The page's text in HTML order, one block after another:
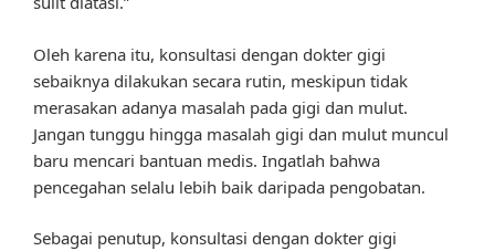
Oleh karena itu, konsultasi dengan dokter gigi
sebaiknya dilakukan secara rutin, meskipun tidak
merasakan adanya masalah pada gigi dan mulut.
Jangan tunggu hingga masalah gigi dan mulut muncul
baru mencari bantuan medis. Ingatlah bahwa
pencegahan selalu lebih baik daripada pengobatan.
Sebagai penutup, konsultasi dengan dokter gigi